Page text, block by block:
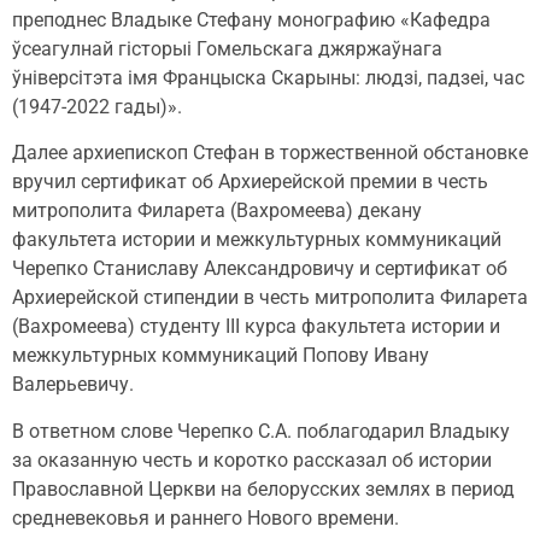
преподнес Владыке Стефану монографию «Кафедра
ўсеагулнай гісторыі Гомельскага джяржаўнага
ўніверсітэта імя Францыска Скарыны: людзі, падзеі, час
(1947-2022 гады)».
Далее архиепископ Стефан в торжественной обстановке
вручил сертификат об Архиерейской премии в честь
митрополита Филарета (Вахромеева) декану
факультета истории и межкультурных коммуникаций
Черепко Станиславу Александровичу и сертификат об
Архиерейской стипендии в честь митрополита Филарета
(Вахромеева) студенту III курса факультета истории и
межкультурных коммуникаций Попову Ивану
Валерьевичу.
В ответном слове Черепко С.А. поблагодарил Владыку
за оказанную честь и коротко рассказал об истории
Православной Церкви на белорусских землях в период
средневековья и раннего Нового времени.